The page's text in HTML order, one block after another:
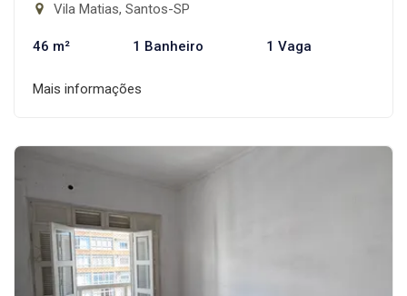
Vila Matias, Santos-SP
46 m² 1 Banheiro 1 Vaga
Mais informações